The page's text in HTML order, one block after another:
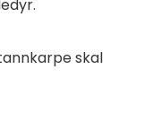
skal